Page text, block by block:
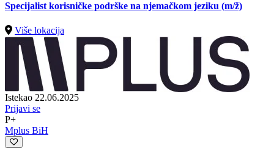
Specijalist korisničke podrške na njemačkom jeziku (m/ž)
Više lokacija
Istekao 22.06.2025
Prijavi se
P+
Mplus BiH